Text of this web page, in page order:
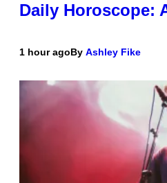
Daily Horoscope:
1 hour agoBy Ashley Fike